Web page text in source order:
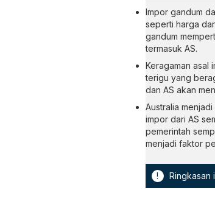
Impor gandum
seperti harga
gandum
termasuk AS.
Keragaman asal
terigu yang
dan AS akan
Australia
impor dari AS
pemerintah
menjadi faktor
! Ringkasan